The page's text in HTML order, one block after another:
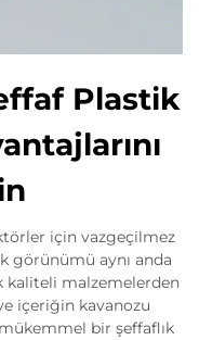
Plastik
için vazgeçilmez
görünümü aynı anda
kaliteli malzemelerden
içeriğin kavanozu
bir şeffaflık